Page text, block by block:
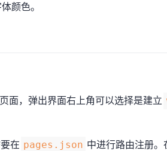
颜色。
面，弹出界面右上角可以选择是建立
在 pages.json 中进行路由注册。